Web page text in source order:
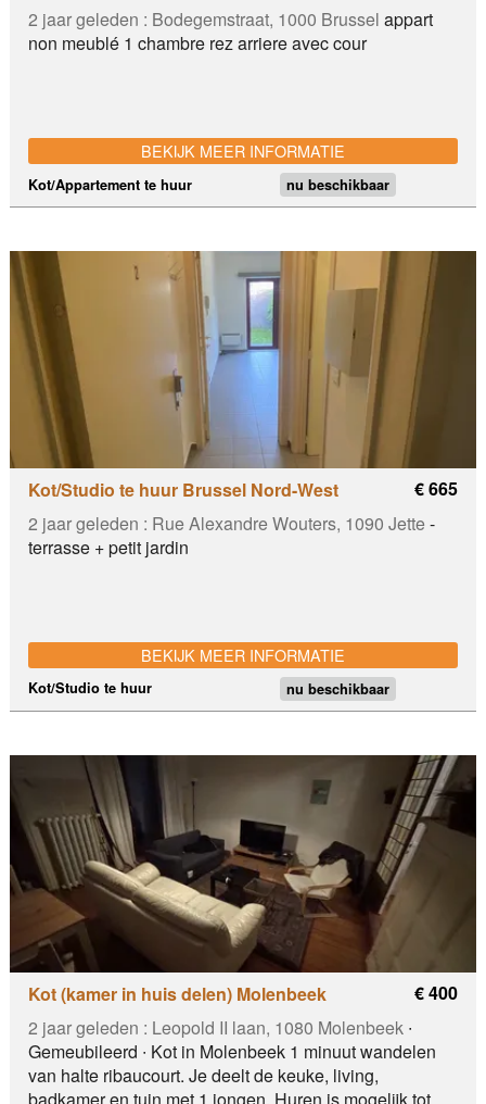
2 jaar geleden : Bodegemstraat, 1000 Brussel appart
non meublé 1 chambre rez arriere avec cour
Kot/Appartement te huur nu beschikbaar
BEKIJK MEER INFORMATIE
Kot/Studio te huur Brussel Nord-West
2 jaar geleden : Rue Alexandre Wouters, 1090 Jette -
terrasse + petit jardin
Kot/Studio te huur nu beschikbaar
€ 665
BEKIJK MEER INFORMATIE
Kot (kamer in huis delen) Molenbeek
2 jaar geleden : Leopold II laan, 1080 Molenbeek∙
Gemeubileerd ∙ Kot in Molenbeek 1 minuut wandelen
van halte ribaucourt. Je deelt de keuke, living,
badkamer en tuin met 1 jongen. Huren is mogelijk tot
€ 400